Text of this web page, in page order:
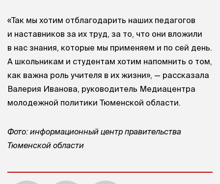
«Так мы хотим отблагодарить наших педагогов
и наставников за их труд, за то, что они вложили
в нас знания, которые мы применяем и по сей день.
А школьникам и студентам хотим напомнить о том,
как важна роль учителя в их жизни», — рассказала
Валерия Иванова, руководитель Медиацентра
молодежной политики Тюменской области.
Фото: информационный центр правительства
Тюменской области